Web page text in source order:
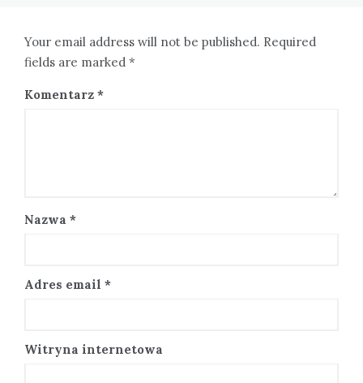
Your email address will not be published. Required
fields are marked *
Komentarz *
Nazwa *
Adres email *
Witryna internetowa